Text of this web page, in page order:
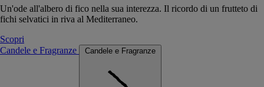
Un'ode all'albero di fico nella sua interezza. Il ricordo di un frutteto di
fichi selvatici in riva al Mediterraneo.
Scopri
Candele e Fragranze
Candele e Fragranze